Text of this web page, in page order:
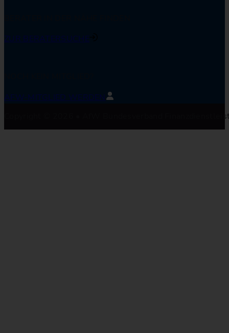
ZUR BERATERSUCHE
AFW-MITGLIED WERDEN
Copyright © 2026 • AfW Bundesverband